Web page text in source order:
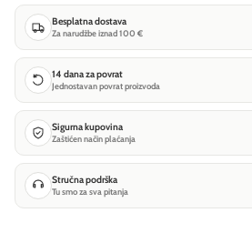
Besplatna dostava
Za narudžbe iznad 100 €
14 dana za povrat
Jednostavan povrat proizvoda
Sigurna kupovina
Zaštićen način plaćanja
Stručna podrška
Tu smo za sva pitanja